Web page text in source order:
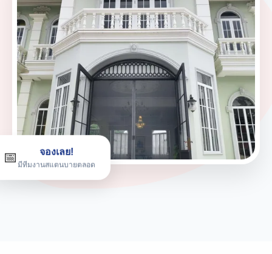
📅 จองเลย!
มีทีมงานสแตนบายตลอด